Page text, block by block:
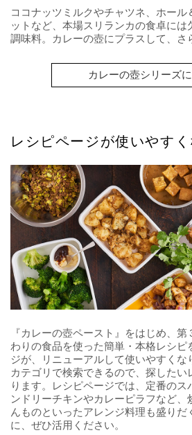
ココナッツミルクやチャツネ、ホール
ットなど、本場スリランカの食卓には
調味料。カレーの壺にプラスして、さ
カレーの壺シリーズ
レシピページが使いやすく
『カレーの壺ペースト』をはじめ、
わりの食品を使った簡単・本格レシピ
ジが、リニューアルして使いやすくな
カテゴリで検索できるので、探したい
ります。レシピページでは、定番のス
ンドリーチキンやカレーピラフなど、
んものといったアレンジ料理も盛りだ
に、ぜひ活用ください。